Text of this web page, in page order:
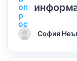
София